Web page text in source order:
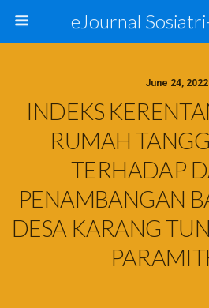
eJournal
June 24, 2022
INDEKS
RUMAH
TERHADAP
PENAMBANGAN
DESA KARANG